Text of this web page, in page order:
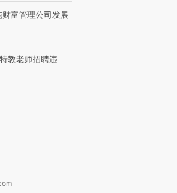
财富管理公司发展
教老师招聘违